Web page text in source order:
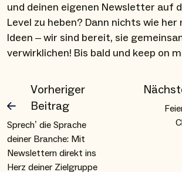
und deinen eigenen Newsletter auf
Level zu heben? Dann nichts wie her
Ideen – wir sind bereit, sie
verwirklichen! Bis bald und keep on
Vorheriger
Beitrag
Sprech’ die Sprache
deiner Branche: Mit
Newslettern direkt ins
Herz deiner Zielgruppe